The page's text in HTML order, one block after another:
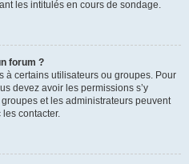
les intitulés en cours de sondage.
forum ?
à certains utilisateurs ou groupes. Pour
devez avoir les permissions s’y
et les administrateurs peuvent
contacter.